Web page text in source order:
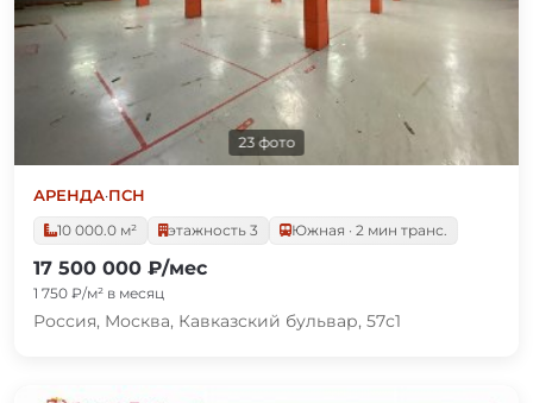
23 фото
АРЕНДА·ПСН
10 000.0 м²
этажность 3 Южная · 2 мин транс.
17 500 000 ₽/мес
1 750 ₽/м² в месяц
Россия, Москва, Кавказский бульвар, 57с1